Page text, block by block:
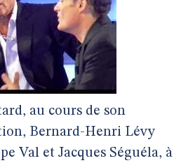
au cours de son
Bernard-Henri Lévy
Val et Jacques Séguéla,